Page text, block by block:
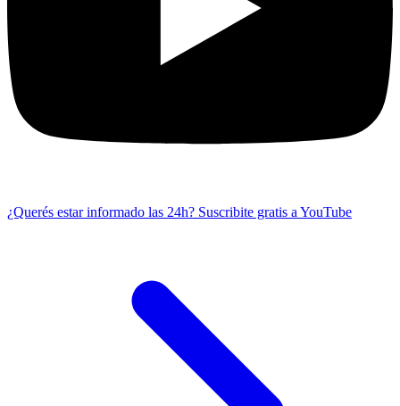
¿Querés estar informado las 24h? Suscribite gratis a YouTube